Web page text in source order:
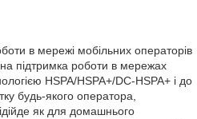
в мережі мобільних операторів
підтримка роботи в мережах
HSPA/HSPA+/DC-HSPA+ і до
будь-якого оператора,
як для домашнього